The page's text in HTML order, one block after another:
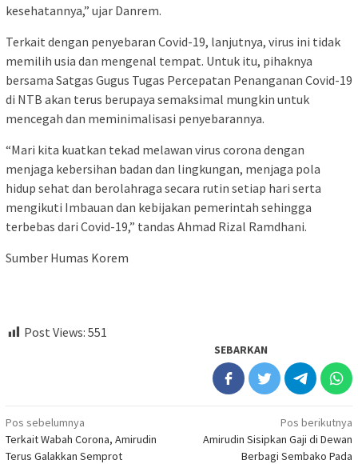
kesehatannya,” ujar Danrem.
Terkait dengan penyebaran Covid-19, lanjutnya, virus ini tidak
memilih usia dan mengenal tempat. Untuk itu, pihaknya
bersama Satgas Gugus Tugas Percepatan Penanganan Covid-19
di NTB akan terus berupaya semaksimal mungkin untuk
mencegah dan meminimalisasi penyebarannya.
“Mari kita kuatkan tekad melawan virus corona dengan
menjaga kebersihan badan dan lingkungan, menjaga pola
hidup sehat dan berolahraga secara rutin setiap hari serta
mengikuti Imbauan dan kebijakan pemerintah sehingga
terbebas dari Covid-19,” tandas Ahmad Rizal Ramdhani.
Sumber Humas Korem
Post Views: 551
SEBARKAN
Navigasi
pos
Pos sebelumnya
Terkait Wabah Corona, Amirudin
Terus Galakkan Semprot
Pos berikutnya
Amirudin Sisipkan Gaji di Dewan
Berbagi Sembako Pada